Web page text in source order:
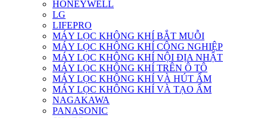
HONEYWELL
LG
LIFEPRO
MÁY LỌC KHÔNG KHÍ BẮT MUỖI
MÁY LỌC KHÔNG KHÍ CÔNG NGHIỆP
MÁY LỌC KHÔNG KHÍ NỘI ĐỊA NHẬT
MÁY LỌC KHÔNG KHÍ TRÊN Ô TÔ
MÁY LỌC KHÔNG KHÍ VÀ HÚT ẨM
MÁY LỌC KHÔNG KHÍ VÀ TẠO ẨM
NAGAKAWA
PANASONIC